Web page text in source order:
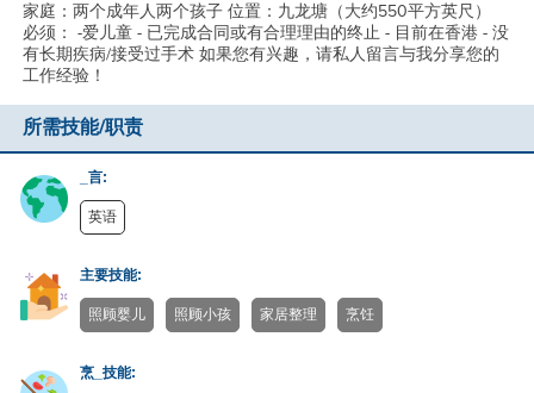
家庭：两个成年人两个孩子 位置：九龙塘（大约550平方英尺）
必须： -爱儿童 - 已完成合同或有合理理由的终止 - 目前在香港 - 没
有长期疾病/接受过手术 如果您有兴趣，请私人留言与我分享您的
工作经验！
所需技能/职责
_言:
英语
主要技能:
照顾婴儿 照顾小孩 家居整理 烹饪
烹_技能: